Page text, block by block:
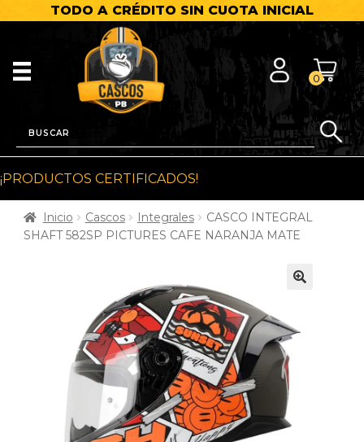
TODO A CRÉDITO SIN CUOTA INICIAL
0
¡PRODUCTOS CERTIFICADOS!
Inicio Cascos Integrales
CASCO INTEGRAL
SHAFT 582SP PICTURES CAFE NARANJA MATE